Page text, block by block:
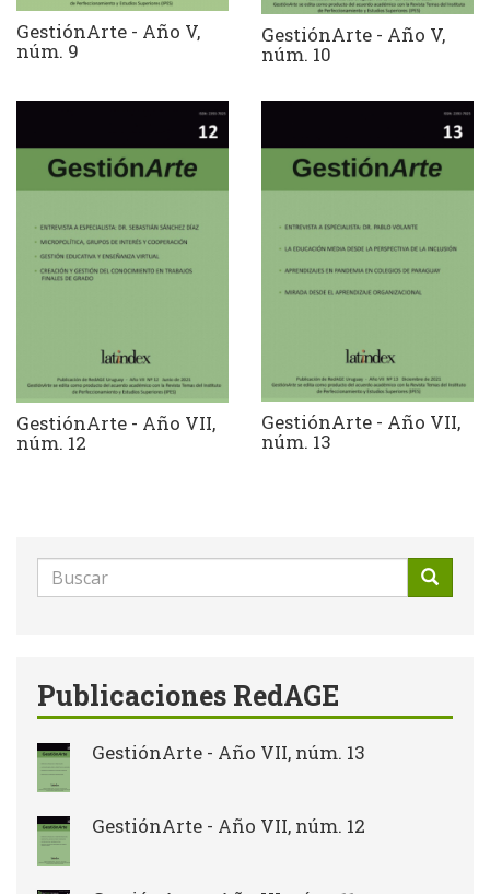
GestiónArte - Año V,
núm. 9
GestiónArte - Año V,
núm. 10
GestiónArte - Año VII,
núm. 12
GestiónArte - Año VII,
núm. 13
Formulario
de
Publicaciones RedAGE
GestiónArte - Año VII, núm. 13
GestiónArte - Año VII, núm. 12